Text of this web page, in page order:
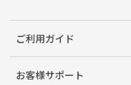
ご利用ガイド
お客様サポート